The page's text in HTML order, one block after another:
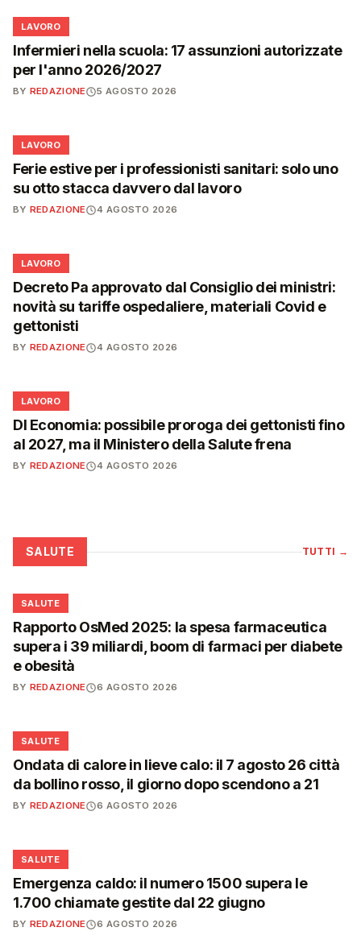
💼
LAVORO
Infermieri nella scuola: 17 assunzioni autorizzate
per l'anno 2026/2027
BY REDAZIONE 5 AGOSTO 2026
💼
LAVORO
Ferie estive per i professionisti sanitari: solo uno
su otto stacca davvero dal lavoro
BY REDAZIONE 4 AGOSTO 2026
💼
LAVORO
Decreto Pa approvato dal Consiglio dei ministri:
novità su tariffe ospedaliere, materiali Covid e
gettonisti
BY REDAZIONE 4 AGOSTO 2026
💼
LAVORO
Dl Economia: possibile proroga dei gettonisti fino
al 2027, ma il Ministero della Salute frena
BY REDAZIONE 4 AGOSTO 2026
SALUTE TUTTI →
❤️
SALUTE
Rapporto OsMed 2025: la spesa farmaceutica
supera i 39 miliardi, boom di farmaci per diabete
e obesità
BY REDAZIONE 6 AGOSTO 2026
❤️
SALUTE
Ondata di calore in lieve calo: il 7 agosto 26 città
da bollino rosso, il giorno dopo scendono a 21
BY REDAZIONE 6 AGOSTO 2026
❤️
SALUTE
Emergenza caldo: il numero 1500 supera le
1.700 chiamate gestite dal 22 giugno
BY REDAZIONE 6 AGOSTO 2026